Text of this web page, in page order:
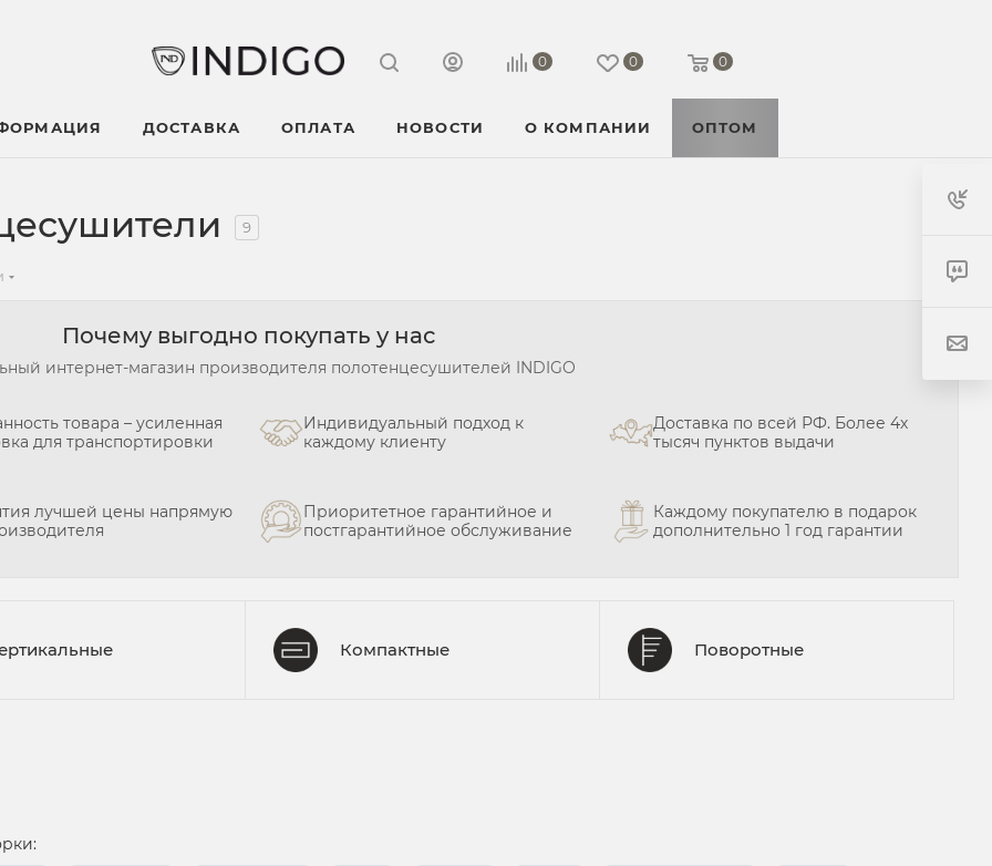
0 0 0
ДОСТАВКА ОПЛАТА НОВОСТИ О КОМПАНИИ ОПТОМ
9
Почему выгодно покупать у нас
интернет-магазин производителя полотенцесушителей INDIGO
товара – усиленная
для транспортировки
Индивидуальный подход к
каждому клиенту
Доставка по всей РФ. Более 4х
тысяч пунктов выдачи
лучшей цены напрямую
Приоритетное гарантийное и
постгарантийное обслуживание
Каждому покупателю в подарок
дополнительно 1 год гарантии
Компактные Поворотные